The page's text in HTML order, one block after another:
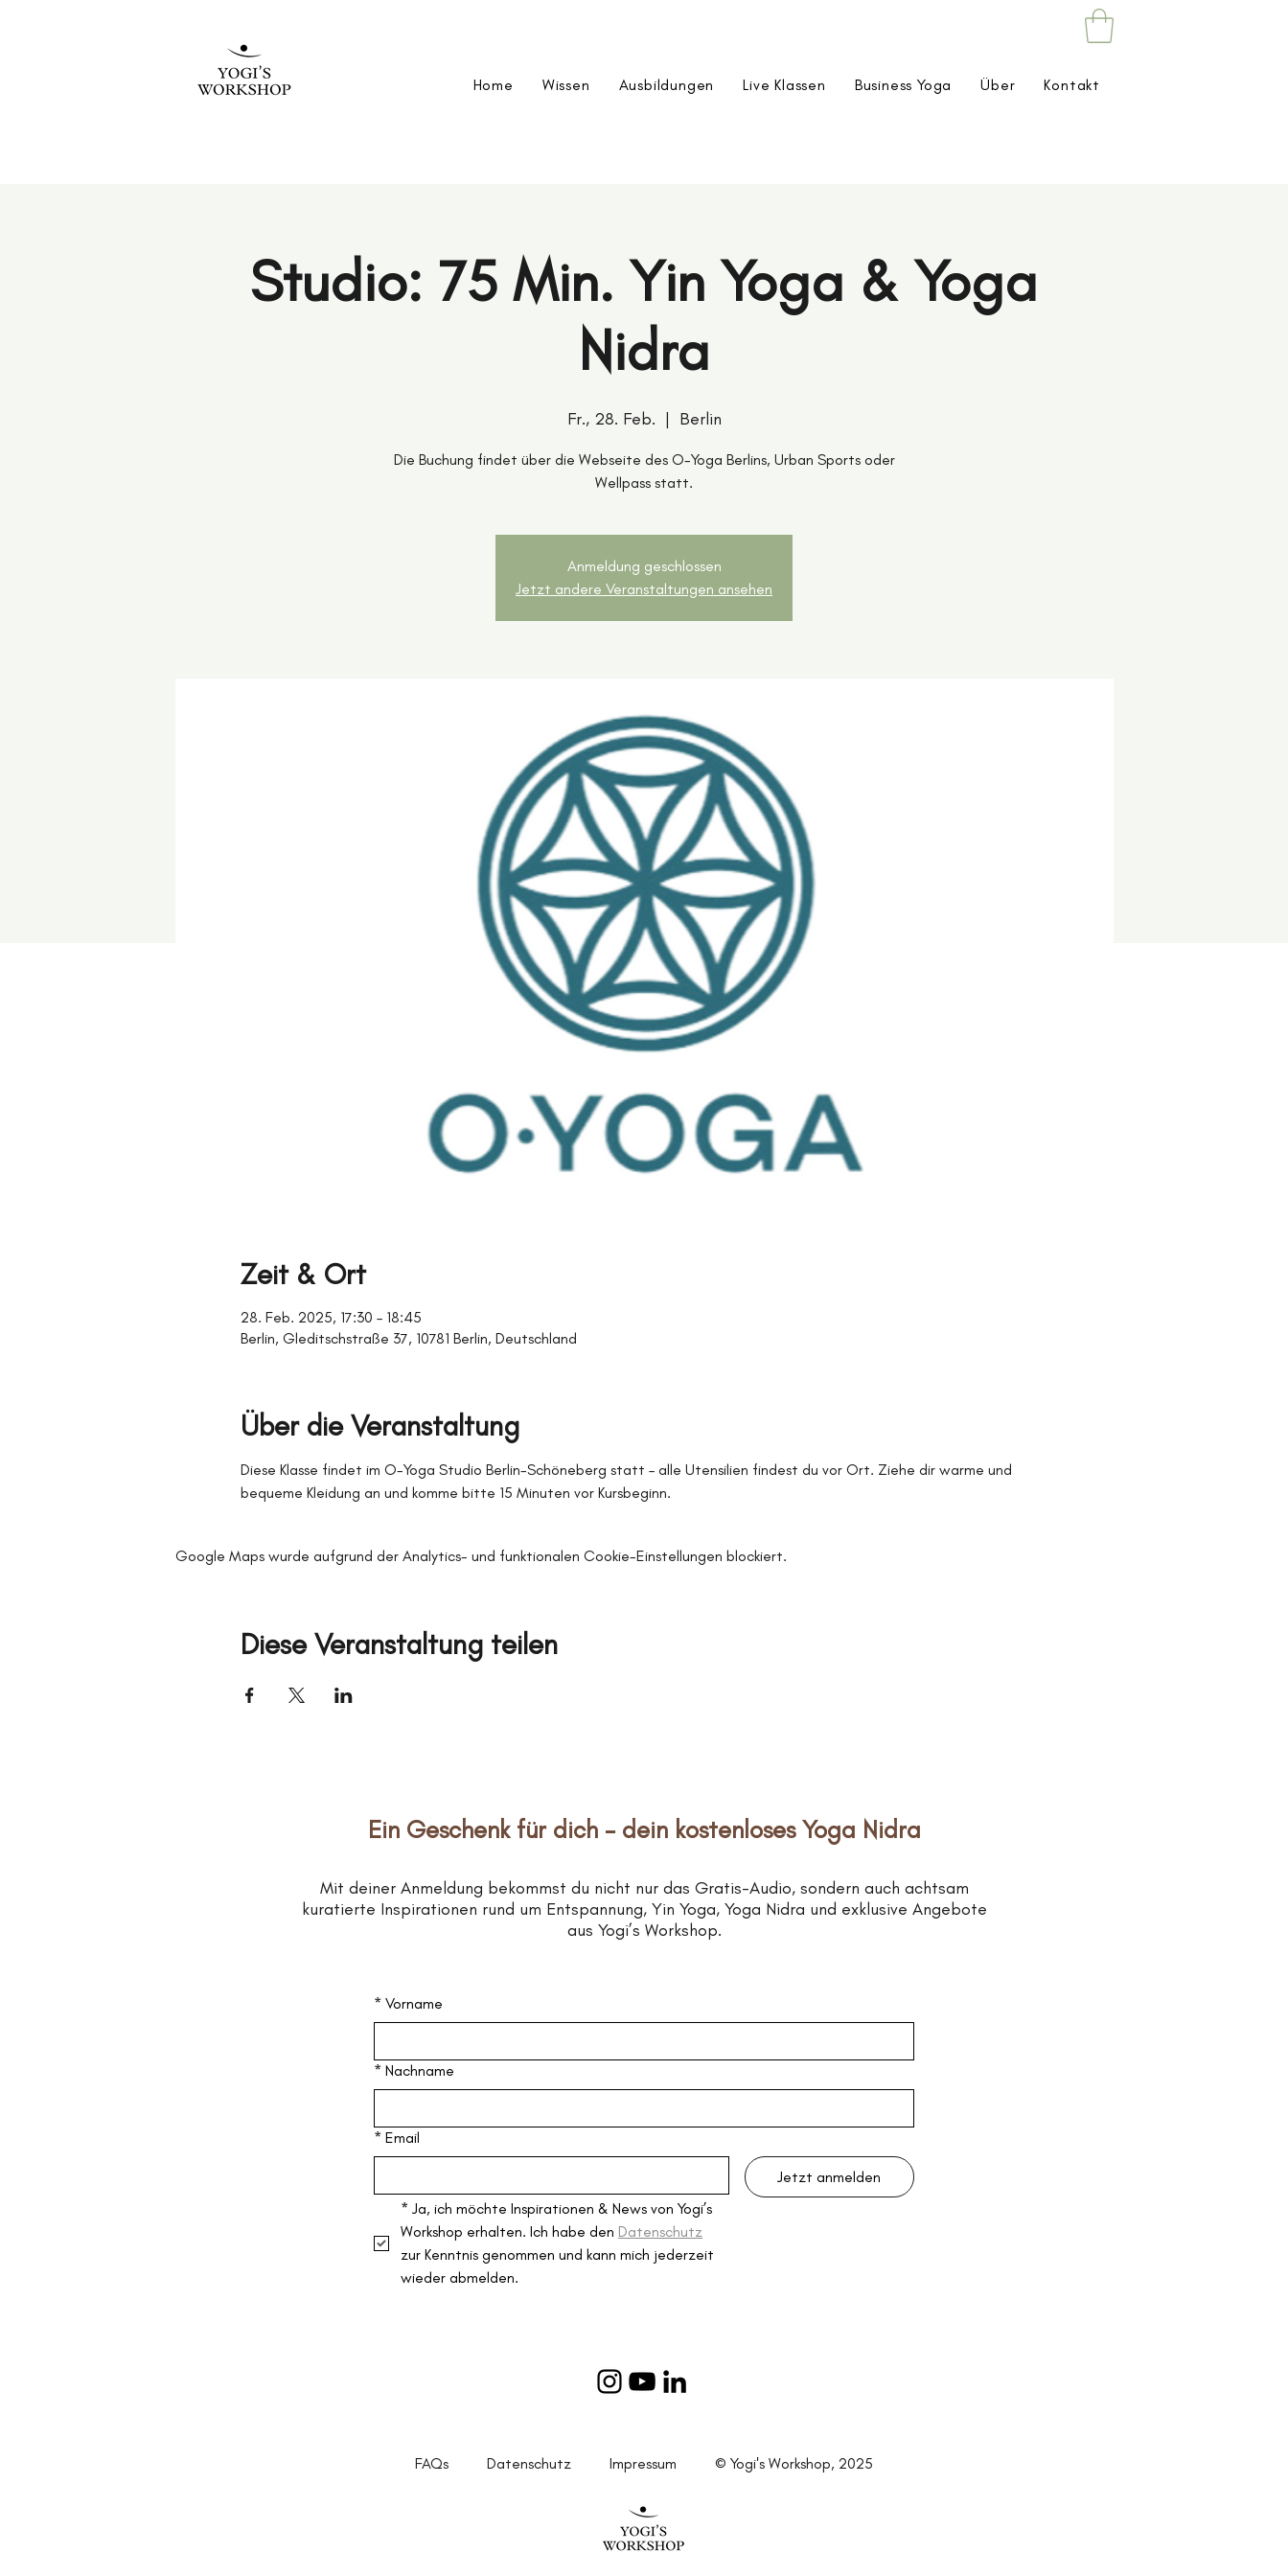
Home Wissen Ausbildungen Live Klassen Business Yoga Über Kontakt
Studio: 75 Min. Yin Yoga & Yoga
Nidra
Fr., 28. Feb.
  |
Berlin
Die Buchung findet über die Webseite des O-Yoga Berlins, Urban Sports oder
Wellpass statt.
Anmeldung geschlossen
Jetzt andere Veranstaltungen ansehen
Zeit & Ort
28. Feb. 2025, 17:30 – 18:45
Berlin, Gleditschstraße 37, 10781 Berlin, Deutschland
Über die Veranstaltung
Diese Klasse findet im O-Yoga Studio Berlin-Schöneberg statt – alle Utensilien findest du vor Ort. Ziehe dir warme und
bequeme Kleidung an und komme bitte 15 Minuten vor Kursbeginn.
Google Maps wurde aufgrund der Analytics- und funktionalen Cookie-Einstellungen blockiert.
Diese Veranstaltung teilen
Ein Geschenk für dich – dein kostenloses Yoga Nidra
Mit deiner Anmeldung bekommst du nicht nur das Gratis-Audio, sondern auch achtsam
kuratierte Inspirationen rund um Entspannung, Yin Yoga, Yoga Nidra und exklusive Angebote
aus Yogi’s Workshop.
* Vorname
* Nachname
* Email
Jetzt anmelden
* Ja, ich möchte Inspirationen & News von Yogi’s
Workshop erhalten. Ich habe den Datenschutz
zur Kenntnis genommen und kann mich jederzeit
wieder abmelden.
FAQs Datenschutz Impressum © Yogi's Workshop, 2025